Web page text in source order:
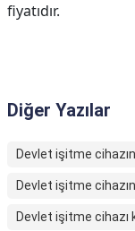
fiyatıdır.
Diğer Yazılar
Devlet işitme
Devlet işitme
Devlet işitme cihazı